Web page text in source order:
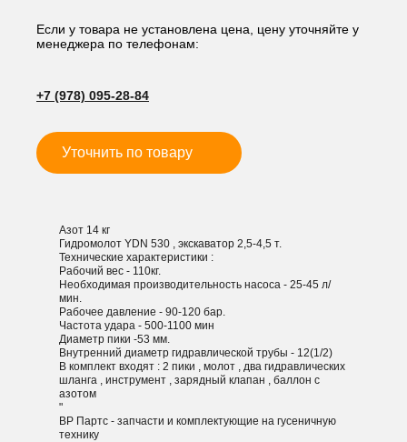
B530
35*140*190,
Если у товара не установлена цена, цену уточняйте у
менеджера по телефонам:
+7 (978) 095-28-84
Уточнить по товару
Азот 14 кг
Гидромолот YDN 530 , экскаватор 2,5-4,5 т.
Технические характеристики :
Рабочий вес - 110кг.
Необходимая производительность насоса - 25-45 л/
мин.
Рабочее давление - 90-120 бар.
Частота удара - 500-1100 мин
Диаметр пики -53 мм.
Внутренний диаметр гидравлической трубы - 12(1/2)
В комплект входят : 2 пики , молот , два гидравлических
шланга , инструмент , зарядный клапан , баллон с
азотом
"
ВР Партс - запчасти и комплектующие на гусеничную
технику